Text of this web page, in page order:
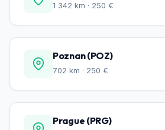
1 342 km · 250 €
Poznan (POZ)
702 km · 250 €
Prague (PRG)